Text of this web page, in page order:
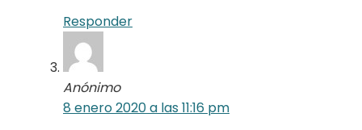
Responder
Anónimo
8 enero 2020 a las 11:16 pm